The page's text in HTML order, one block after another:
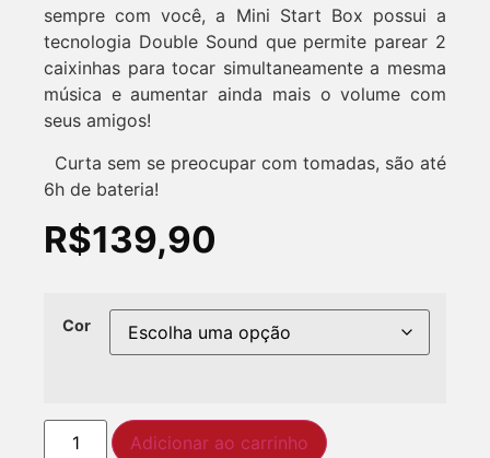
sempre com você, a Mini Start Box possui a
tecnologia Double Sound que permite parear 2
caixinhas para tocar simultaneamente a mesma
música e aumentar ainda mais o volume com
seus amigos!
Curta sem se preocupar com tomadas, são até
6h de bateria!
R$139,90
Cor
Adicionar ao carrinho